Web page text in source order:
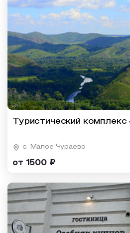
Туристический комплекс
c. Малое Чураево
от 1500 ₽